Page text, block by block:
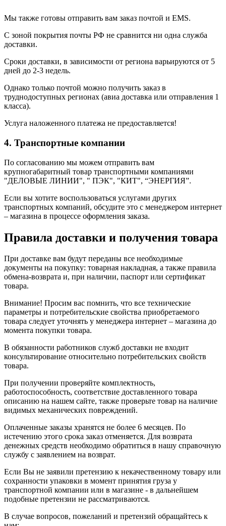
Мы также готовы отправить вам заказ почтой и EMS.
С зоной покрытия почты РФ не сравнится ни одна служба
доставки.
Сроки доставки, в зависимости от региона варьируются от 5
дней до 2-3 недель.
Однако только почтой можно получить заказ в
труднодоступных регионах (авиа доставка или отправления 1
класса).
Услуга наложенного платежа не предоставляется!
4. Транспортные компании
По согласованию мы можем отправить вам
крупногабаритный товар транспортными компаниями
"ДЕЛОВЫЕ ЛИНИИ", " ПЭК", "КИТ", “ЭНЕРГИЯ”.
Если вы хотите воспользоваться услугами других
транспортных компаний, обсудите это с менеджером интернет
– магазина в процессе оформления заказа.
Правила доставки и получения товара
При доставке вам будут переданы все необходимые
документы на покупку: товарная накладная, а также правила
обмена-возврата и, при наличии, паспорт или сертификат
товара.
Внимание! Просим вас помнить, что все технические
параметры и потребительские свойства приобретаемого
товара следует уточнять у менеджера интернет – магазина до
момента покупки товара.
В обязанности работников служб доставки не входит
консультирование относительно потребительских свойств
товара.
При получении проверяйте комплектность,
работоспособность, соответствие доставленного товара
описанию на нашем сайте, также проверьте товар на наличие
видимых механических повреждений.
Оплаченные заказы хранятся не более 6 месяцев. По
истечению этого срока заказ отменяется. Для возврата
денежных средств необходимо обратиться в нашу справочную
службу с заявлением на возврат.
Если Вы не заявили претензию к некачественному товару или
сохранности упаковки в момент принятия груза у
транспортной компании или в магазине - в дальнейшем
подобные претензии не рассматриваются.
В случае вопросов, пожеланий и претензий обращайтесь к